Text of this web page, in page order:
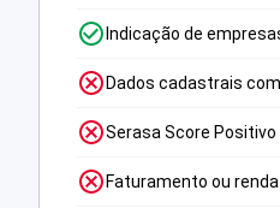
Indicação de
Dados cadastrais
Serasa Score Positivo
Faturamento ou